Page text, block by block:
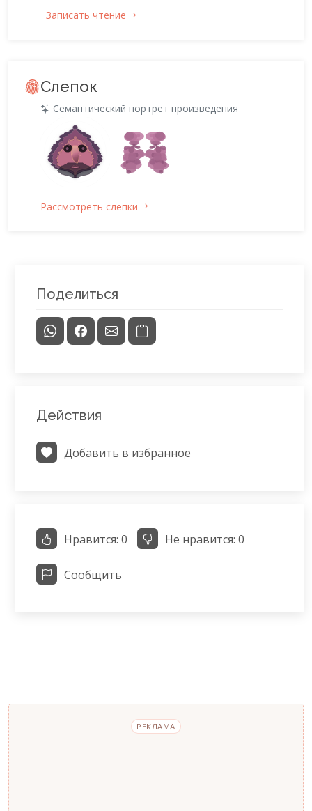
Записать чтение
Слепок
Семантический портрет произведения
Рассмотреть слепки
Поделиться
Действия
Добавить в избранное
Нравится: 0 Не нравится: 0
Сообщить
РЕКЛАМА